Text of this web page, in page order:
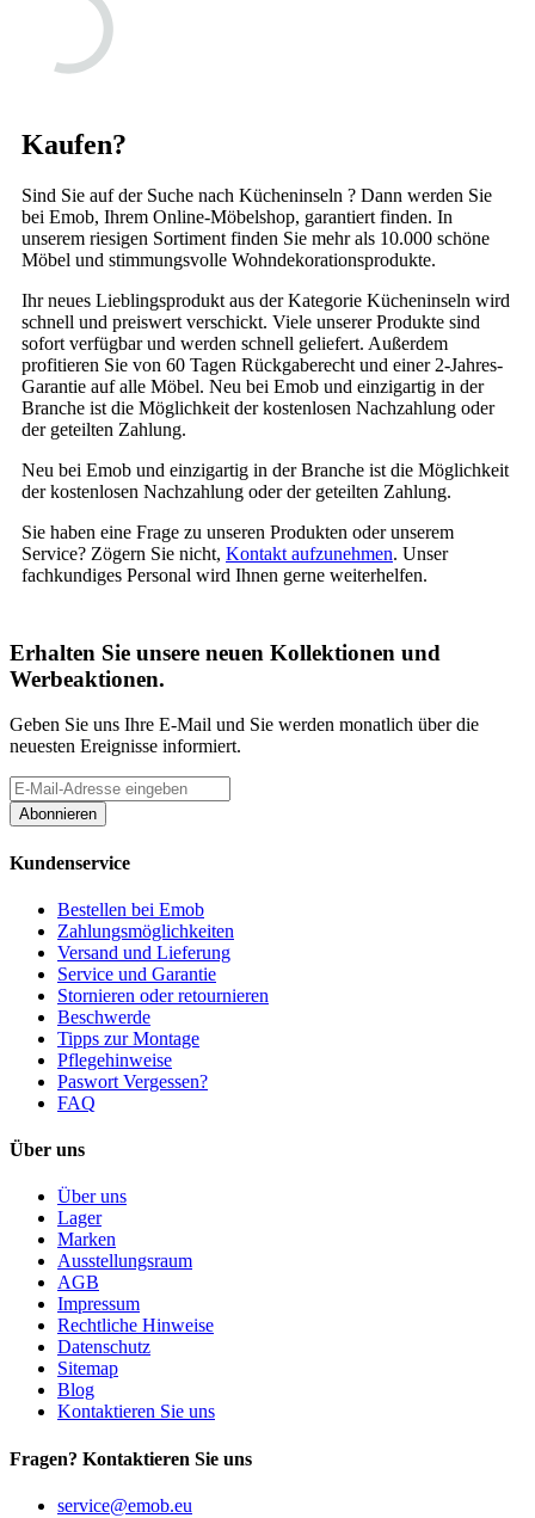
Kaufen?
Sind Sie auf der Suche nach Kücheninseln ? Dann werden Sie
bei Emob, Ihrem Online-Möbelshop, garantiert finden. In
unserem riesigen Sortiment finden Sie mehr als 10.000 schöne
Möbel und stimmungsvolle Wohndekorationsprodukte.
Ihr neues Lieblingsprodukt aus der Kategorie Kücheninseln wird
schnell und preiswert verschickt. Viele unserer Produkte sind
sofort verfügbar und werden schnell geliefert. Außerdem
profitieren Sie von 60 Tagen Rückgaberecht und einer 2-Jahres-
Garantie auf alle Möbel. Neu bei Emob und einzigartig in der
Branche ist die Möglichkeit der kostenlosen Nachzahlung oder
der geteilten Zahlung.
Neu bei Emob und einzigartig in der Branche ist die Möglichkeit
der kostenlosen Nachzahlung oder der geteilten Zahlung.
Sie haben eine Frage zu unseren Produkten oder unserem
Service? Zögern Sie nicht, Kontakt aufzunehmen. Unser
fachkundiges Personal wird Ihnen gerne weiterhelfen.
Erhalten Sie unsere neuen Kollektionen und
Werbeaktionen.
Geben Sie uns Ihre E-Mail und Sie werden monatlich über die
neuesten Ereignisse informiert.
Abonnieren
Kundenservice
Bestellen bei Emob
Zahlungsmöglichkeiten
Versand und Lieferung
Service und Garantie
Stornieren oder retournieren
Beschwerde
Tipps zur Montage
Pflegehinweise
Paswort Vergessen?
FAQ
Über uns
Über uns
Lager
Marken
Ausstellungsraum
AGB
Impressum
Rechtliche Hinweise
Datenschutz
Sitemap
Blog
Kontaktieren Sie uns
Fragen? Kontaktieren Sie uns
service@emob.eu